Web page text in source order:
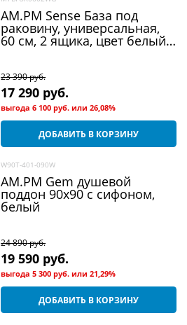
AM.PM Sense База под
раковину, универсальная,
60 см, 2 ящика, цвет белый
23 390 руб.
17 290 руб.
выгода6 100 руб. или26,08%
ДОБАВИТЬ В КОРЗИНУ
W90T-401-090W
AM.PM Gem душевой
поддон 90х90 с сифоном,
белый
24 890 руб.
19 590 руб.
выгода5 300 руб. или21,29%
ДОБАВИТЬ В КОРЗИНУ